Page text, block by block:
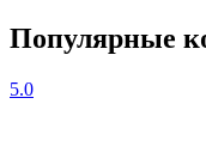
Популярные
5.0